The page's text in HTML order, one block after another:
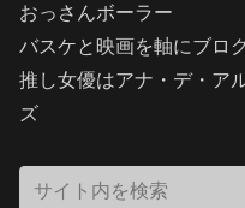
おっさんボーラー
バスケと映画を軸にブロ
推し女優はアナ・デ・ア
ズ